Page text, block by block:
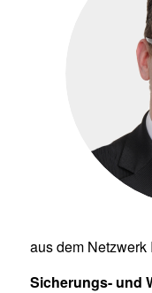
aus dem
Sicherungs- und